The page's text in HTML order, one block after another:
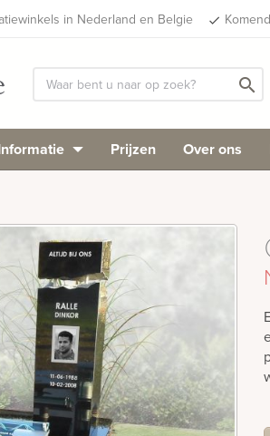
in Nederland en Belgie done
search
Prijzen Over ons